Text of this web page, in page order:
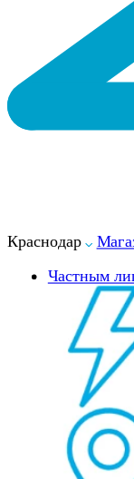
Краснодар
Частным